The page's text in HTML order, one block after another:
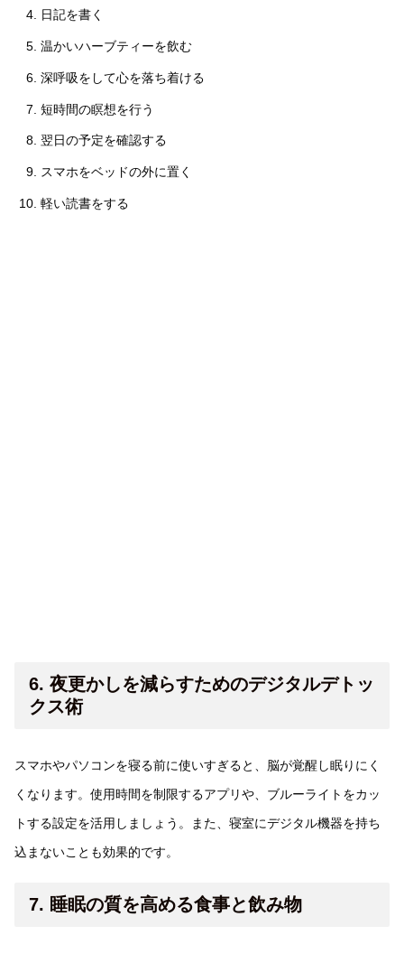
日記を書く
温かいハーブティーを飲む
深呼吸をして心を落ち着ける
短時間の瞑想を行う
翌日の予定を確認する
スマホをベッドの外に置く
軽い読書をする
6. 夜更かしを減らすためのデジタルデトッ
クス術
スマホやパソコンを寝る前に使いすぎると、脳が覚醒し眠りにく
くなります。使用時間を制限するアプリや、ブルーライトをカッ
トする設定を活用しましょう。また、寝室にデジタル機器を持ち
込まないことも効果的です。
7. 睡眠の質を高める食事と飲み物